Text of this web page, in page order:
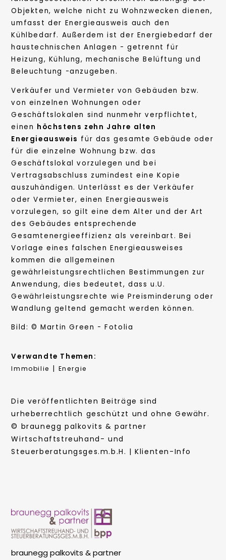
Objekten, welche nicht zu Wohnzwecken dienen,
umfasst der Energieausweis auch den
Kühlbedarf. Außerdem ist der Energiebedarf der
haustechnischen Anlagen - getrennt für
Heizung, Kühlung, mechanische Belüftung und
Beleuchtung -anzugeben.
Verkäufer und Vermieter von Gebäuden bzw.
von einzelnen Wohnungen oder
Geschäftslokalen sind nunmehr verpflichtet,
einen höchstens zehn Jahre alten
Energieausweis für das gesamte Gebäude oder
für die einzelne Wohnung bzw. das
Geschäftslokal vorzulegen und bei
Vertragsabschluss zumindest eine Kopie
auszuhändigen. Unterlässt es der Verkäufer
oder Vermieter, einen Energieausweis
vorzulegen, so gilt eine dem Alter und der Art
des Gebäudes entsprechende
Gesamtenergieeffizienz als vereinbart. Bei
Vorlage eines falschen Energieausweises
kommen die allgemeinen
gewährleistungsrechtlichen Bestimmungen zur
Anwendung, dies bedeutet, dass u.U.
Gewährleistungsrechte wie Preisminderung oder
Wandlung geltend gemacht werden können.
Bild: © Martin Green - Fotolia
Verwandte Themen:
Immobilie | Energie
Die veröffentlichten Beiträge sind
urheberrechtlich geschützt und ohne Gewähr.
© braunegg palkovits & partner
Wirtschaftstreuhand- und
Steuerberatungsges.m.b.H. | Klienten-Info
braunegg palkovits & partner